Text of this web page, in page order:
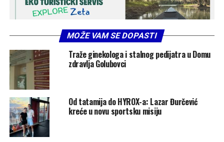
MOŽE VAM SE DOPASTI
Traže ginekologa i stalnog pedijatra u Domu
zdravlja Golubovci
Od tatamija do HYROX-a: Lazar Đurčević
kreće u novu sportsku misiju